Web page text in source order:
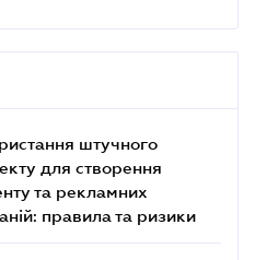
штучного
для створення
та рекламних
правила та ризики